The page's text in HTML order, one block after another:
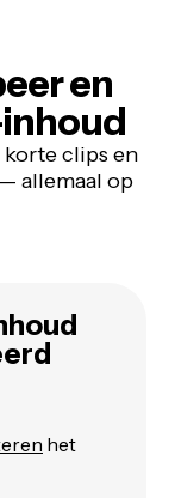
en
clips en
allemaal op
het